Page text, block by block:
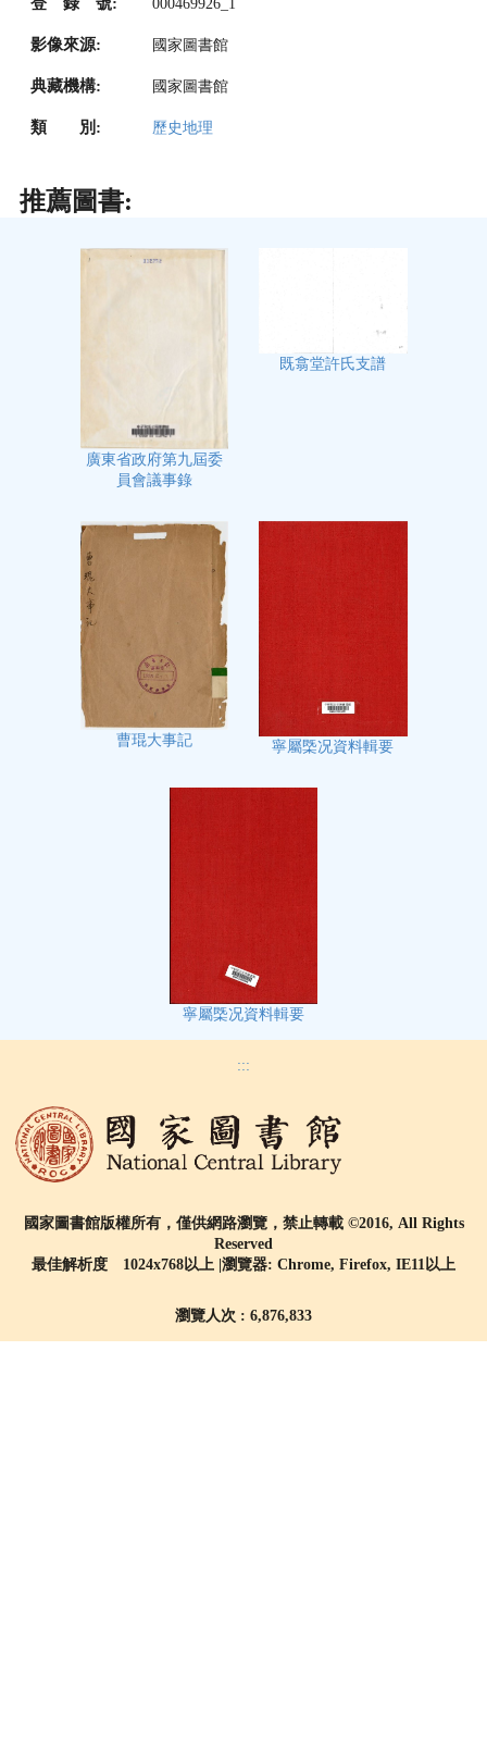
000469926_1
影像來源: 國家圖書館
典藏機構: 國家圖書館
類 別: 歷史地理
推薦圖書:
廣東省政府第九屆委
員會議事錄
既翕堂許氏支譜
曹琨大事記 寧屬㮣况資料輯要
寧屬㮣况資料輯要
:::
國家圖書館版權所有，僅供網路瀏覽，禁止轉載 ©2016, All Rights
Reserved
最佳解析度 1024x768以上 |瀏覽器: Chrome, Firefox, IE11以上
瀏覽人次 : 6,876,833